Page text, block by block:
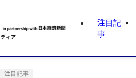
注目記
事
注目記事